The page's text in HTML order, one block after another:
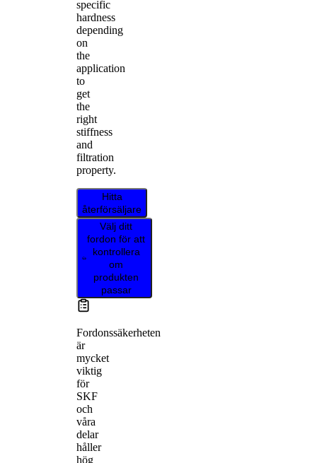
specific
hardness
depending
on
the
application
to
get
the
right
stiffness
and
filtration
property.
Hitta
återförsäljare
Välj ditt
fordon för att
kontrollera
om
produkten
passar
Fordonssäkerheten
är
mycket
viktig
för
SKF
och
våra
delar
håller
hög